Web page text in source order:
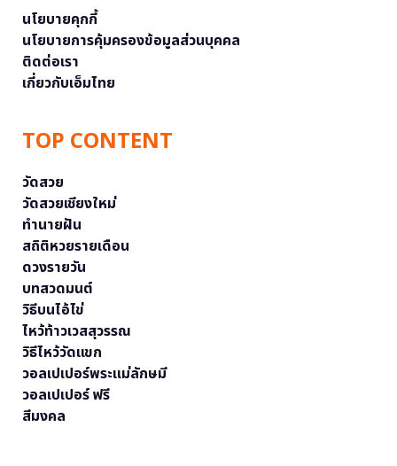
นโยบายคุกกี้
นโยบายการคุ้มครองข้อมูลส่วนบุคคล
ติดต่อเรา
เกี่ยวกับเอ็มไทย
TOP CONTENT
วัดสวย
วัดสวยเชียงใหม่
ทำนายฝัน
สถิติหวยรายเดือน
ดวงรายวัน
บทสวดมนต์
วิธีบนไอ้ไข่
ไหว้ท้าวเวสสุวรรณ
วิธีไหว้วัดแขก
วอลเปเปอร์พระแม่ลักษมี
วอลเปเปอร์ ฟรี
สีมงคล